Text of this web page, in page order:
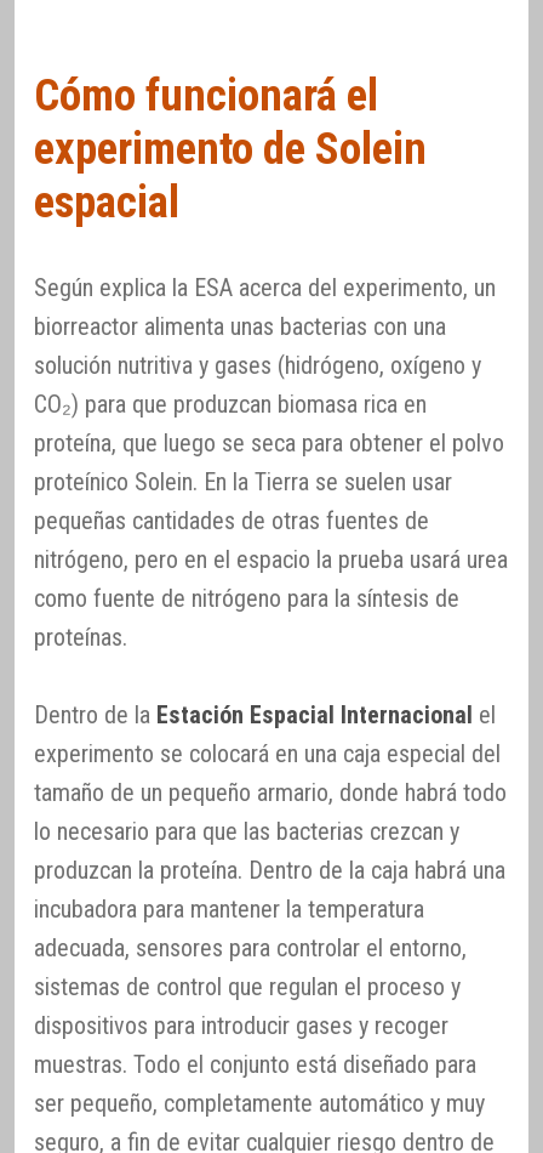
Cómo funcionará el
experimento de Solein
espacial
Según explica la ESA acerca del experimento, un
biorreactor alimenta unas bacterias con una
solución nutritiva y gases (hidrógeno, oxígeno y
CO₂) para que produzcan biomasa rica en
proteína, que luego se seca para obtener el polvo
proteínico Solein. En la Tierra se suelen usar
pequeñas cantidades de otras fuentes de
nitrógeno, pero en el espacio la prueba usará urea
como fuente de nitrógeno para la síntesis de
proteínas.
Dentro de la Estación Espacial Internacional el
experimento se colocará en una caja especial del
tamaño de un pequeño armario, donde habrá todo
lo necesario para que las bacterias crezcan y
produzcan la proteína. Dentro de la caja habrá una
incubadora para mantener la temperatura
adecuada, sensores para controlar el entorno,
sistemas de control que regulan el proceso y
dispositivos para introducir gases y recoger
muestras. Todo el conjunto está diseñado para
ser pequeño, completamente automático y muy
seguro, a fin de evitar cualquier riesgo dentro de